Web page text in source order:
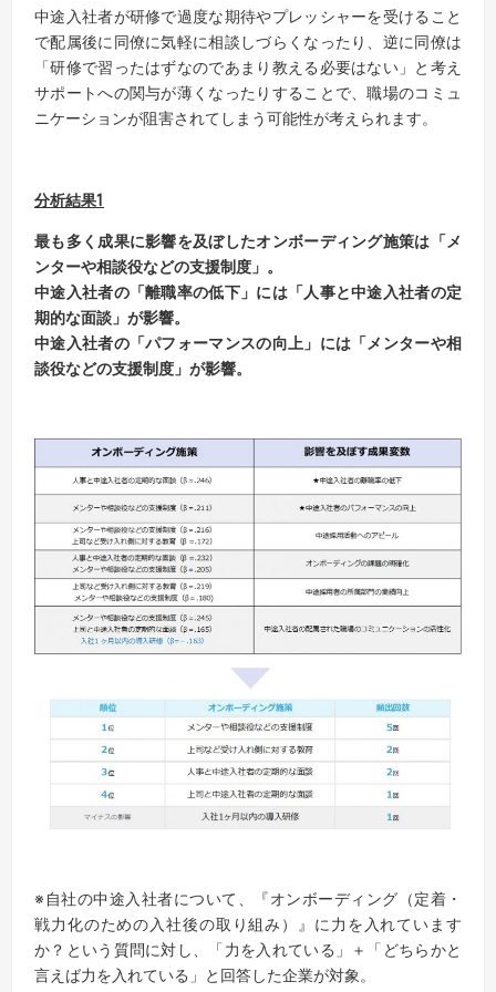
中途入社者が研修で過度な期待やプレッシャーを受けること
で配属後に同僚に気軽に相談しづらくなったり、逆に同僚は
「研修で習ったはずなのであまり教える必要はない」と考え
サポートへの関与が薄くなったりすることで、職場のコミュ
ニケーションが阻害されてしまう可能性が考えられます。
分析結果1
最も多く成果に影響を及ぼしたオンボーディング施策は「メ
ンターや相談役などの支援制度」。
中途入社者の「離職率の低下」には「人事と中途入社者の定
期的な面談」が影響。
中途入社者の「パフォーマンスの向上」には「メンターや相
談役などの支援制度」が影響。
※自社の中途入社者について、『オンボーディング（定着・
戦力化のための入社後の取り組み）』に力を入れています
か？という質問に対し、「力を入れている」＋「どちらかと
言えば力を入れている」と回答した企業が対象。